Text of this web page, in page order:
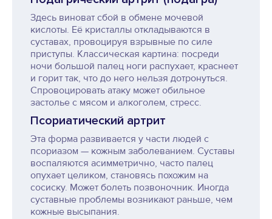
Здесь виноват сбой в обмене мочевой
кислоты. Её кристаллы откладываются в
суставах, провоцируя взрывные по силе
приступы. Классическая картина: посреди
ночи большой палец ноги распухает, краснеет
и горит так, что до него нельзя дотронуться.
Спровоцировать атаку может обильное
застолье с мясом и алкоголем, стресс.
Псориатический артрит
Эта форма развивается у части людей с
псориазом — кожным заболеванием. Суставы
воспаляются асимметрично, часто палец
опухает целиком, становясь похожим на
сосиску. Может болеть позвоночник. Иногда
суставные проблемы возникают раньше, чем
кожные высыпания.